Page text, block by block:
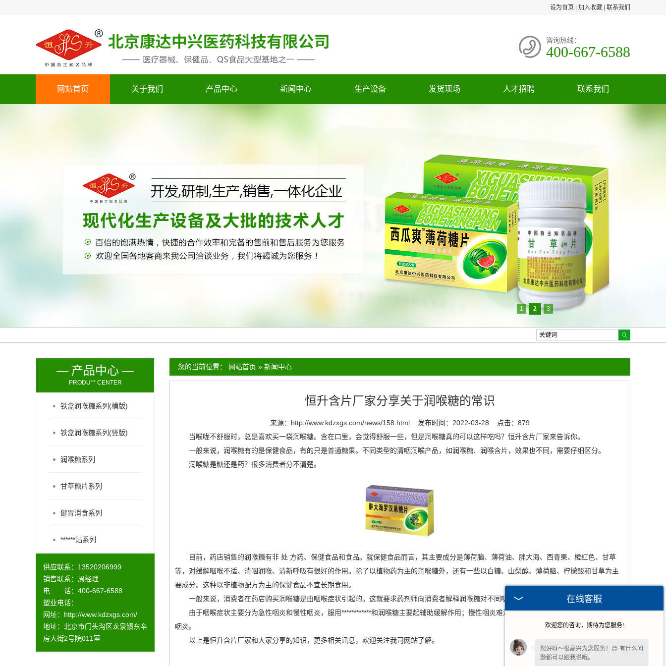
设为首页 加入收藏 联系我们
咨询热线：
400-667-6588
网站首页 关于我们 产品中心 新闻中心 生产设备 发货现场 人才招聘 联系我们
1 2 3
您的当前位置： 网站首页 » 新闻中心
恒升含片厂家分享关于润喉糖的常识
来源： http://www.kdzxgs.com/news/158.html 发布时间：2022-03-28
点击：879
当喉咙不舒服时，总是喜欢买一袋润喉糖。含在口里，会觉得舒服一些，但是润喉糖真的可以这样吃吗？ 恒升含片厂家来告诉你。
一般来说，润喉糖有的是保健食品，有的只是普通糖果。不同类型的清咽润喉产品，如润喉糖、润喉含片，效果也不同，需要仔细区分。
润喉糖是糖还是药？很多消费者分不清楚。
目前，药店销售的润喉糖有非 处 方药、保健食品和食品。就保健食品而言，其主要成分是薄荷脑、薄荷油、胖大海、西青果、橙红色、甘草
等，对缓解咽喉不适、清咽润喉、清新呼吸有很好的作用。除了以植物药为主的润喉糖外，还有一些以白糖、山梨醇、薄荷脑、柠檬酸和甘草为主
要成分。这种以非植物配方为主的保健食品不宜长期食用。
一般来说，消费者在药店购买润喉糖是由咽喉症状引起的。这就要求药剂师向消费者解释润喉糖对不同咽喉症状的作用。
由于咽喉症状主要分为急性咽炎和慢性咽炎，服用************和润喉糖主要起辅助缓解作用；慢性咽炎难治，易复发。服用润喉糖只能缓解慢性
咽炎。
以上是恒升含片厂家和大家分享的知识，更多相关讯息，欢迎关注我司网站了解。
— 产品中心 —
PRODU** CENTER
铁盒润喉糖系列(横版)
铁盒润喉糖系列(竖版)
润喉糖系列
甘草糖片系列
健胃消食系列
******贴系列
供应联系：13520206999
销售联系：周经理
电 话：400-667-6588
塑业电话：
网址： http://www.kdzxgs.com/
地址：北京市门头沟区龙泉镇东辛
房大街2号院011室
在线客服
欢迎您的咨询，期待为您服务!
您好呀～很高兴为您服务！😊 有什么问
题都可以跟我说哦。